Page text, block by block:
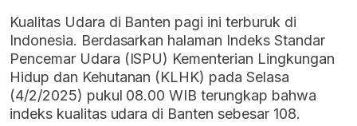
Kualitas Udara di Banten pagi ini terburuk di
Indonesia. Berdasarkan halaman Indeks Standar
Pencemar Udara (ISPU) Kementerian Lingkungan
Hidup dan Kehutanan (KLHK) pada Selasa
(4/2/2025) pukul 08.00 WIB terungkap bahwa
indeks kualitas udara di Banten sebesar 108.